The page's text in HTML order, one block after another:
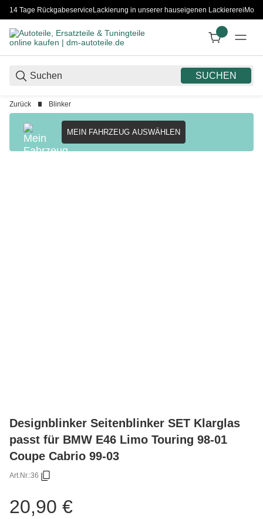
14 Tage RückgabeserviceLackierung in unserer hauseigenen Lackiererei
SUCHEN
Zurück Blinker
MEIN FAHRZEUG AUSWÄHLEN
Designblinker Seitenblinker SET Klarglas
passt für BMW E46 Limo Touring 98-01
Coupe Cabrio 99-03
Art.Nr.:36
20,90 €